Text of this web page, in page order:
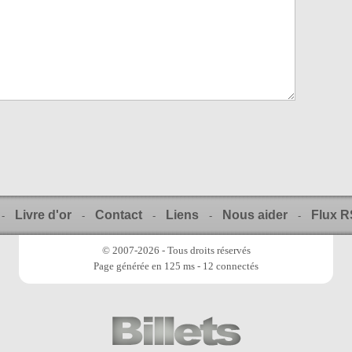
Livre d'or - Contact - Liens - Nous aider - Flux
© 2007-2026 - Tous droits réservés
Page générée en 125 ms - 12 connectés